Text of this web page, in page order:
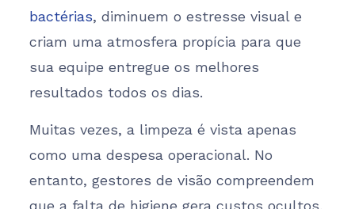
bactérias, diminuem o estresse visual e
criam uma atmosfera propícia para que
sua equipe entregue os melhores
resultados todos os dias.
Muitas vezes, a limpeza é vista apenas
como uma despesa operacional. No
entanto, gestores de visão compreendem